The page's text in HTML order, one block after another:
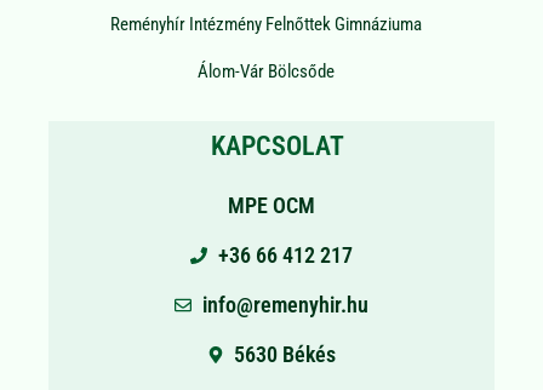
Reményhír Intézmény Felnőttek Gimnáziuma
Álom-Vár Bölcsőde
KAPCSOLAT
MPE OCM
+36 66 412 217
info@remenyhir.hu
5630 Békés